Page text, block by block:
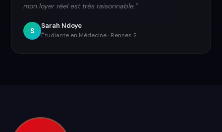
mon loyer réel est très raisonnable."
S
Sarah Ndoye
Étudiante en Médecine · Rennes 2